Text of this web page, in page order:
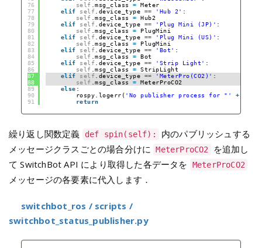
76
77
78
79
80
81
82
83
84
85
86
87
88
89
90
91
self .msg_class =
Meter
elif
self .device_type == 'Hub 2' :
self .msg_class =
Hub2
elif
self .device_type == 'Plug Mini (JP)' :
self .msg_class =
PlugMini
elif
self .device_type == 'Plug Mini (US)' :
self .msg_class =
PlugMini
elif
self .device_type == 'Bot' :
self .msg_class =
Bot
elif
self .device_type == 'Strip Light' :
self .msg_class =
StripLight
elif
self .device_type == 'MeterPro(CO2)' :
self
.msg_class =
MeterProCO2
else :
rospy.logerr( 'No publisher process for "' +
return
繰り返し関数定義 def spin(self):
内のパブリッシュする
メッセージクラスごとの場合分けに
MeterProCO2
を追加し
て SwitchBot API により取得した各データを
MeterProCO2
メッセージの各要素に代入します．
switchbot_ros / scripts /
switchbot_status_publisher.py